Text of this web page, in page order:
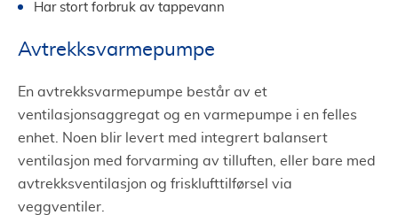
Har stort forbruk av tappevann
Avtrekksvarmepumpe
En avtrekksvarmepumpe består av et
ventilasjonsaggregat og en varmepumpe i en felles
enhet. Noen blir levert med integrert balansert
ventilasjon med forvarming av tilluften, eller bare med
avtrekksventilasjon og frisklufttilførsel via
veggventiler.